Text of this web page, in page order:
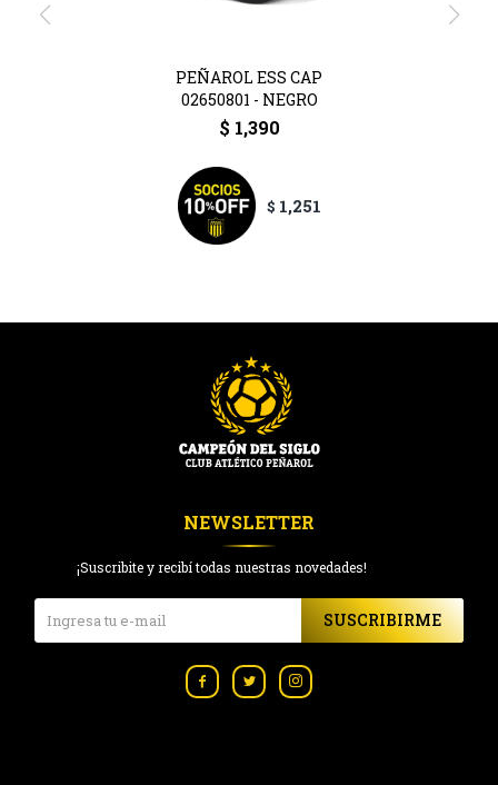
PEÑAROL ESS CAP
02650801 - NEGRO
$ 1,390
$ 1,251
NEWSLETTER
¡Suscribite y recibí todas nuestras novedades!
SUSCRIBIRME
  